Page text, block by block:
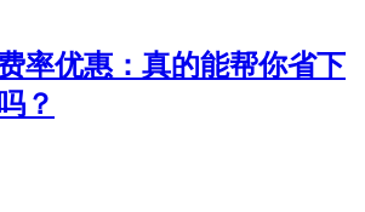
率优惠：真的能帮你省下
？